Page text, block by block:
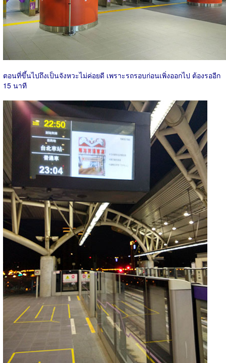
ตอนที่ขึ้นไปถึงเป็นจังหวะไม่ค่อยดี เพราะรถรอบก่อนเพิ่งออกไป ต้องรออีก
15 นาที